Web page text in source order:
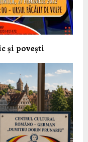
și povești